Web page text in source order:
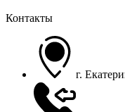
Контакты
г.